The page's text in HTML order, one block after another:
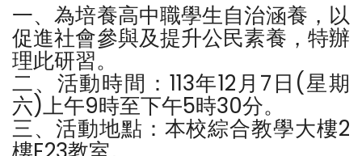
一、為培養高中職學生自治涵養，以
促進社會參與及提升公民素養，特辦
理此研習。
二、活動時間：113年12月7日(星期
六)上午9時至下午5時30分。
三、活動地點：本校綜合教學大樓2